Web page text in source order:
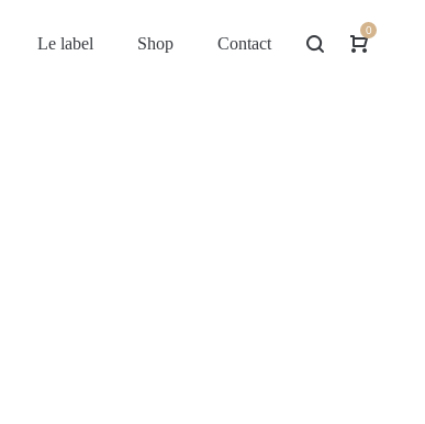
Le label Shop Contact
0